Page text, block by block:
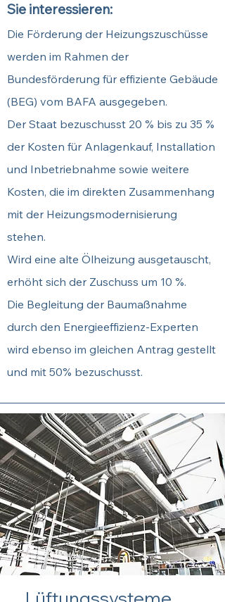
Sie interessieren:
Die Förderung der Heizungszuschüsse
werden im Rahmen der
Bundesförderung für effiziente Gebäude
(BEG) vom BAFA ausgegeben.
Der Staat bezuschusst 20 % bis zu 35 %
der Kosten für Anlagenkauf, Installation
und Inbetriebnahme sowie weitere
Kosten, die im direkten Zusammenhang
mit der Heizungsmodernisierung
stehen.
Wird eine alte Ölheizung ausgetauscht,
erhöht sich der Zuschuss um 10 %.
Die Begleitung der Baumaßnahme
durch den Energieeffizienz-Experten
wird ebenso im gleichen Antrag gestellt
und mit 50% bezuschusst.
Förderung neue